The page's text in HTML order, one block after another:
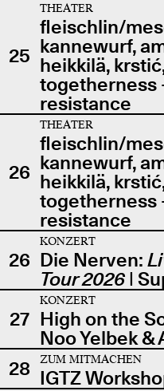
25
THEATER
fleischlin/
kannewurf,
heikkilä,
togetherness
resistance
26
THEATER
fleischlin/
kannewurf,
heikkilä,
togetherness
resistance
26
KONZERT
Die Nerven:
Tour 2026|
27
KONZERT
High on the
Noo Yelbek &
28
ZUM MITMACHEN
IGTZ